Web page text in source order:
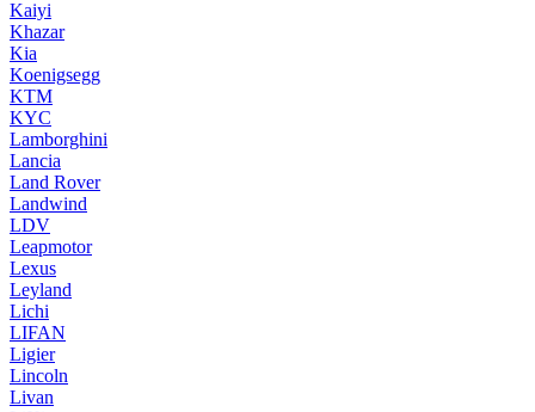
Kaiyi
Khazar
Kia
Koenigsegg
KTM
KYC
Lamborghini
Lancia
Land Rover
Landwind
LDV
Leapmotor
Lexus
Leyland
Lichi
LIFAN
Ligier
Lincoln
Livan